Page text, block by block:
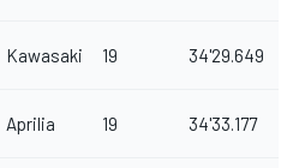
Kawasaki 19 34'29.649
Aprilia 19 34'33.177